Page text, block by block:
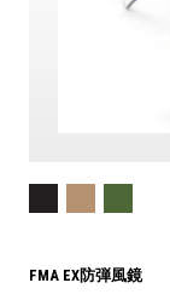
FMA EX防弾風鏡